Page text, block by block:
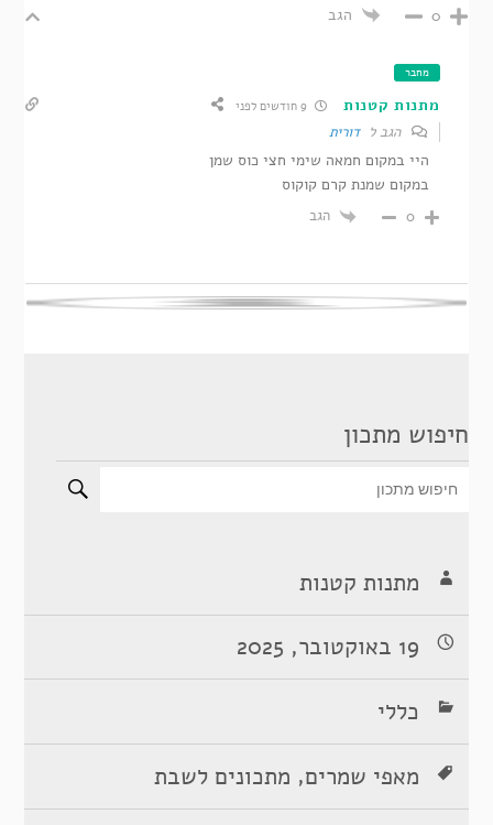
0 הגב
מחבר
מתנות קטנות
הגב לדורית
היי במקום חמאה שימי חצי כוס שמן
במקום שמנת קרם קוקוס
0 הגב
חיפוש מתכון
מתנות קטנות
19 באוקטובר, 2025
כללי
מאפי שמרים, מתכונים לשבת